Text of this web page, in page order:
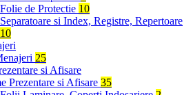
Folie de Protectie 10
Separatoare si Index, Registre, Repertoare
10
25
Prezentare si Afisare 35